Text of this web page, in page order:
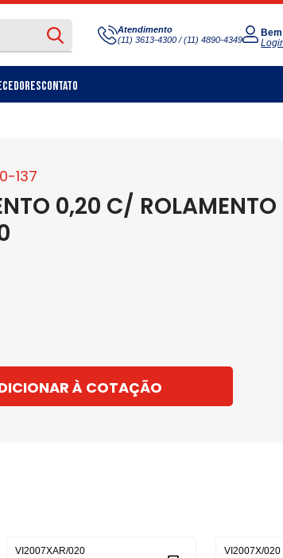
Atendimento
(11) 3613-4300 / (11) 4890-4349
Contato
137
0,20 C/
À COTAÇÃO
VI2007XAR/020 VI2007X/020